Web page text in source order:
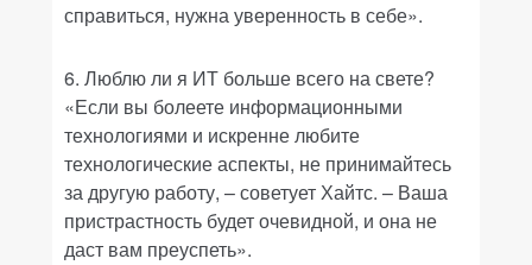
справиться, нужна уверенность в себе».
6. Люблю ли я ИТ больше всего на свете?
«Если вы болеете информационными
технологиями и искренне любите
технологические аспекты, не принимайтесь
за другую работу, – советует Хайтс. – Ваша
пристрастность будет очевидной, и она не
даст вам преуспеть».